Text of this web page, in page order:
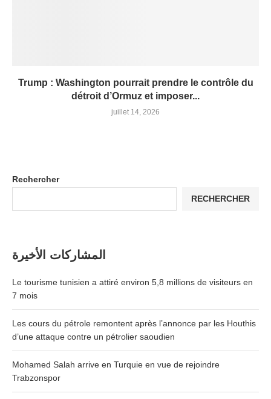
Trump : Washington pourrait prendre le contrôle du
détroit d’Ormuz et imposer...
juillet 14, 2026
Rechercher
RECHERCHER
المشاركات الأخيرة
Le tourisme tunisien a attiré environ 5,8 millions de visiteurs en
7 mois
Les cours du pétrole remontent après l’annonce par les Houthis
d’une attaque contre un pétrolier saoudien
Mohamed Salah arrive en Turquie en vue de rejoindre
Trabzonspor